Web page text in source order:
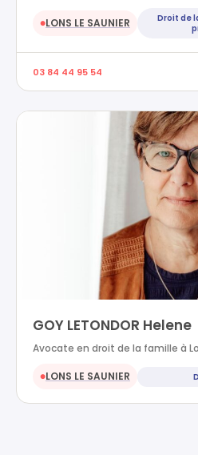
●LONS LE SAUNIER
Droit de
03 84 44 95 54
GOY LETONDOR Helene
Avocate en droit de la famille à
●LONS LE SAUNIER